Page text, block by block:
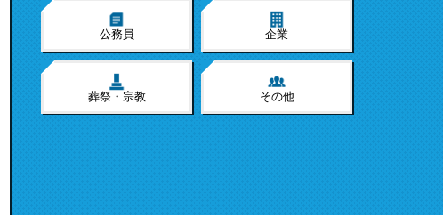
公務員 企業
葬祭・宗教 その他